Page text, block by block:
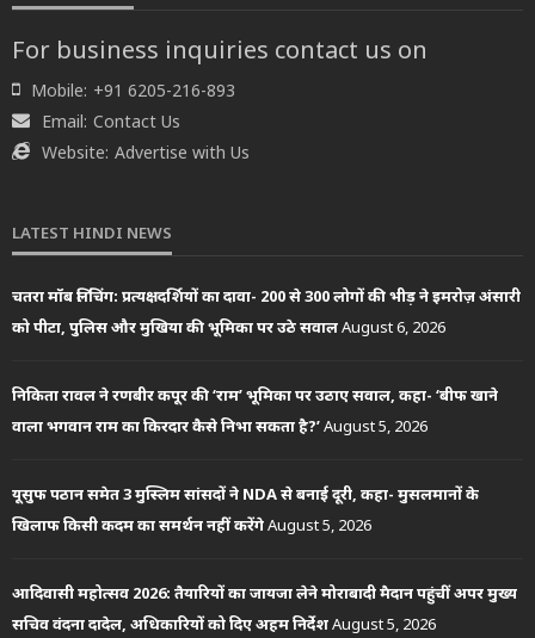
For business inquiries contact us on
Mobile: +91 6205-216-893
Email: Contact Us
Website: Advertise with Us
LATEST HINDI NEWS
चतरा मॉब लिंचिंग: प्रत्यक्षदर्शियों का दावा- 200 से 300 लोगों की भीड़ ने इमरोज़ अंसारी
को पीटा, पुलिस और मुखिया की भूमिका पर उठे सवालAugust 6, 2026
निकिता रावल ने रणबीर कपूर की ‘राम’ भूमिका पर उठाए सवाल, कहा- ‘बीफ खाने
वाला भगवान राम का किरदार कैसे निभा सकता है?’August 5, 2026
यूसुफ पठान समेत 3 मुस्लिम सांसदों ने NDA से बनाई दूरी, कहा- मुसलमानों के
खिलाफ किसी कदम का समर्थन नहीं करेंगेAugust 5, 2026
आदिवासी महोत्सव 2026: तैयारियों का जायजा लेने मोराबादी मैदान पहुंचीं अपर मुख्य
सचिव वंदना दादेल, अधिकारियों को दिए अहम निर्देशAugust 5, 2026